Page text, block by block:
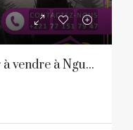
Un véritable coup de coeur à vendre à Nguerigne